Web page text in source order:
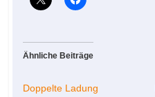
Ähnliche Beiträge
Doppelte Ladung